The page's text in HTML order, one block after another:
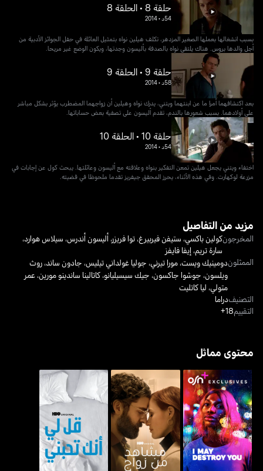
حلقة 8 • الحلقة 8
54د •
2014
بسبب انشغالها بعملها الصغير المزدهر، تكلف هيلين نواه بتمثيل العائلة في حفل الجوائز الأدبية من
أجل والدها بروس. هناك يلتقي نواه بالصدفة بأليسون وجدتها، ويكون الوضع غير مريحا.
حلقة 9 • الحلقة 9
58د •
2014
بعد اكتشافهما أمرا ما عن ابنتهما ويتني، يدرك نواه وهيلين أن زواجهما المضطرب يؤثر بشكل مباشر
على أولادهما. بسبب شعورها بالندم، تقدم أليسون على تصفية بعض حساباتها.
حلقة 10 • الحلقة 10
54د •
2014
اختفاء ويتني يجعل هيلين تمعن التفكير بنواه وعلاقته مع أليسون وعائلتها. يبحث كول عن إجابات في
مزرعة لوكهارت. وفي هذه الأثناء، يحرز المحقق جيفريز تقدما ملحوظا في قضيته.
مزيد من التفاصيل
المخرجونكولين باكسي، ستيفن فيربيرغ،توا فريزر، أليسون أندرس، سيلاس هوارد،
سارة تريم، إيفا فايفز
الممثلوندومينيك ويست،مورا تيرني، جوليا غولداني تيليس، جادون ساند،روث
ويلسون، جوشوا جاكسون، جيك سيسيليانو،كاتالينا ساندينو مورين،عمر
متولي، ليا كاتليت
التصنيفدراما
التقييم18+
محتوى مماثل
آي ماي ديستروي يو
مشاهد من زواج - سينز
فروم أيه ماريج
قل لي أنك تحبني - تيل مي
يو لوف مي